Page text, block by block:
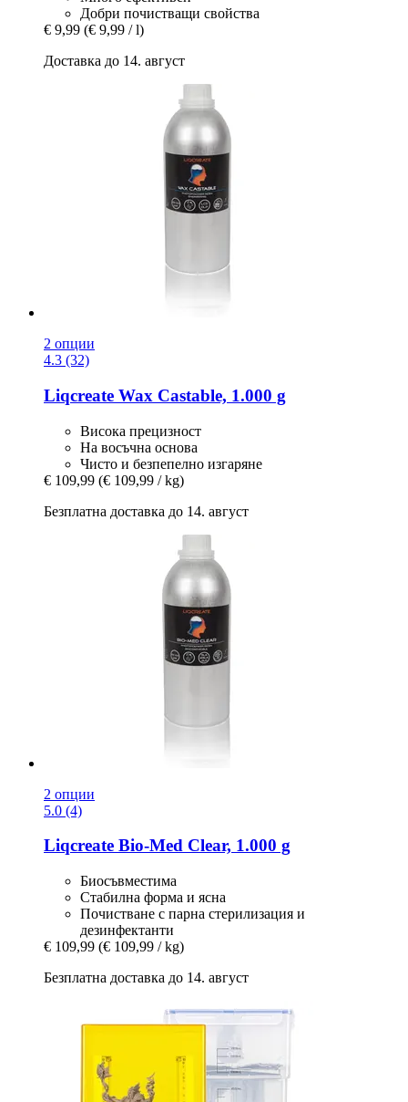
Добри почистващи свойства
€ 9,99 (€ 9,99 / l)
Доставка до 14. август
2 опции
4.3 (32)
Liqcreate Wax Castable, 1.000 g
Висока прецизност
На восъчна основа
Чисто и безпепелно изгаряне
€ 109,99 (€ 109,99 / kg)
Безплатна доставка до 14. август
2 опции
5.0 (4)
Liqcreate Bio-​Med Clear, 1.000 g
Биосъвместима
Стабилна форма и ясна
Почистване с парна стерилизация и
дезинфектанти
€ 109,99 (€ 109,99 / kg)
Безплатна доставка до 14. август